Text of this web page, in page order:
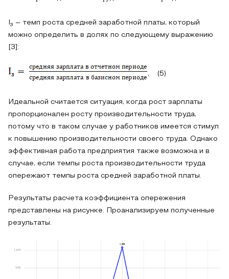
з
– темп роста средней заработной платы, который
можно определить в долях по следующему выражению
[3]:
, (5)
Идеальной считается ситуация, когда рост зарплаты
пропорционален росту производительности труда,
потому что в таком случае у работников имеется стимул
к повышению производительности своего труда. Однако
эффективная работа предприятия также возможна и в
случае, если темпы роста производительности труда
опережают темпы роста средней заработной платы.
Результаты расчета коэффициента опережения
представлены на рисунке. Проанализируем полученные
результаты.